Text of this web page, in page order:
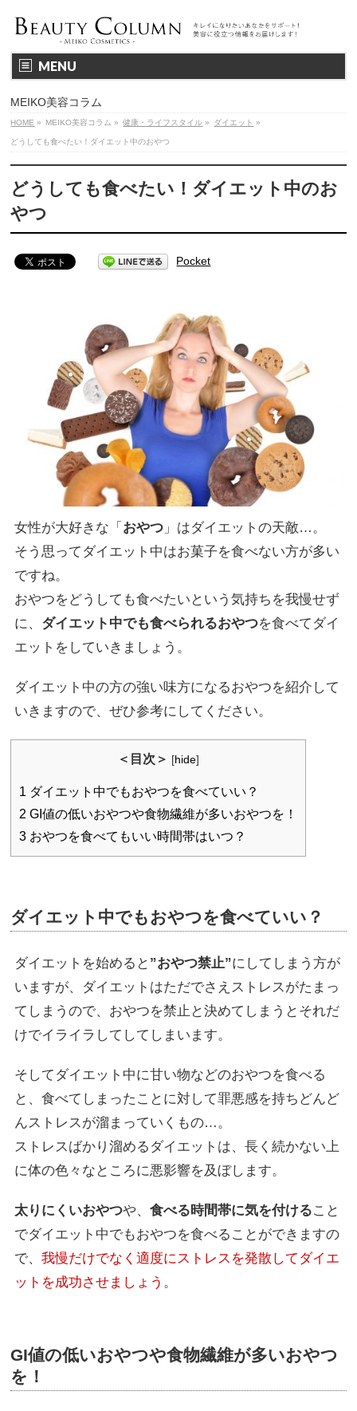
MENU
MEIKO美容コラム
HOME » MEIKO美容コラム » 健康・ライフスタイル » ダイエット »
どうしても食べたい！ダイエット中のおやつ
どうしても食べたい！ダイエット中のお
やつ
Pocket
女性が大好きな「 おやつ 」はダイエットの天敵…。
そう思ってダイエット中はお菓子を食べない方が多い
ですね。
おやつをどうしても食べたいという気持ちを我慢せず
に、 ダイエット中でも食べられるおやつを食べてダイ
エットをしていきましょう。
ダイエット中の方の強い味方になるおやつを紹介して
いきますので、ぜひ参考にしてください。
＜目次＞ [hide]
1 ダイエット中でもおやつを食べていい？
2 GI値の低いおやつや食物繊維が多いおやつを！
3 おやつを食べてもいい時間帯はいつ？
ダイエット中でもおやつを食べていい？
ダイエットを始めると ”おやつ禁止”にしてしまう方が
いますが、ダイエットはただでさえストレスがたまっ
てしまうので、おやつを禁止と決めてしまうとそれだ
けでイライラしてしてしまいます。
そしてダイエット中に甘い物などのおやつを食べる
と、食べてしまったことに対して罪悪感を持ちどんど
んストレスが溜まっていくもの…。
ストレスばかり溜めるダイエットは、長く続かない上
に体の色々なところに悪影響を及ぼします。
太りにくいおやつや、食べる時間帯に気を付けること
でダイエット中でもおやつを食べることができますの
で、我慢だけでなく適度にストレスを発散してダイエ
ットを成功させましょう 。
GI値の低いおやつや食物繊維が多いおやつ
を！